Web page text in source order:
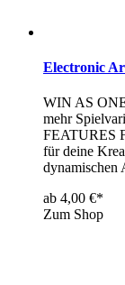
Electronic
WIN AS
mehr
FEATURES
für deine
dynamischen
ab 4,00 €*
Zum Shop